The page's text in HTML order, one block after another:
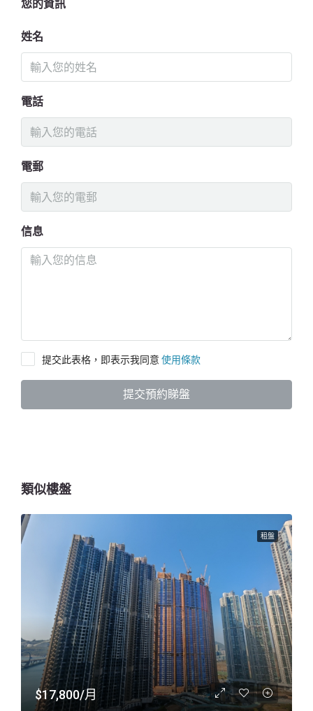
您的資訊
姓名
電話
電郵
信息
提交此表格，即表示我同意 使用條款
提交預約睇盤
類似樓盤
租盤
$17,800/月